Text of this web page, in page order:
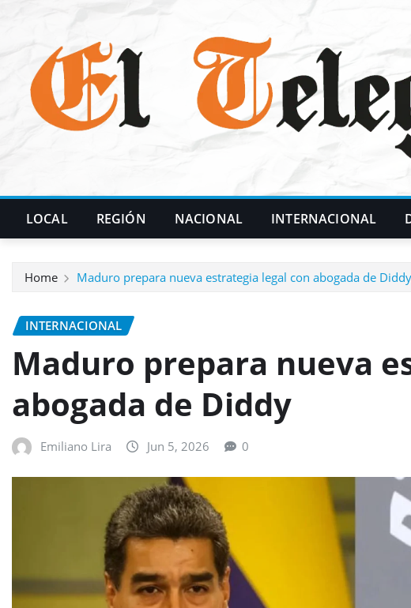
LOCAL REGIÓN NACIONAL INTERNACIONAL
Home Maduro prepara nueva estrategia legal con abogada de Diddy
INTERNACIONAL
Maduro prepara nueva
abogada de Diddy
Emiliano Lira Jun 5, 2026 0